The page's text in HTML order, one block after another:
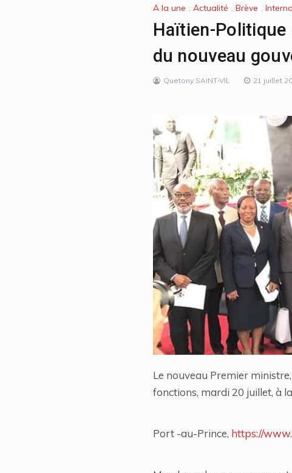
A la une , Actualité , Brève ,
Haïtien-
du nouveau
Quetony SAINT-VIL 21 juillet
Le nouveau Premier
fonctions, mardi 20 juillet, à
Port -au-Prince, https://